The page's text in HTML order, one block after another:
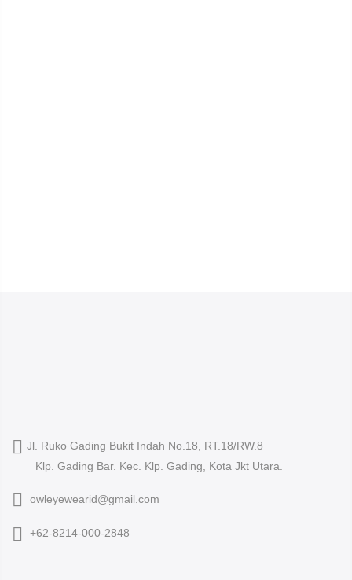
Jl. Ruko Gading Bukit Indah No.18, RT.18/RW.8
Klp. Gading Bar. Kec. Klp. Gading, Kota Jkt Utara.
owleyewearid@gmail.com
+62-8214-000-2848